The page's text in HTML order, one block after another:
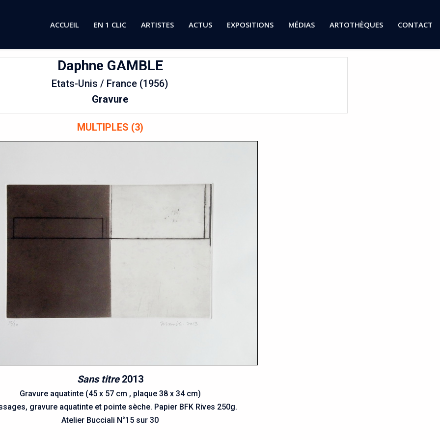
ACCUEIL EN 1 CLIC ARTISTES ACTUS EXPOSITIONS MÉDIAS ARTOTHÈQUES CONTACT
Daphne GAMBLE
Etats-Unis / France (1956)
Gravure
MULTIPLES (3)
Sans titre2013
Gravure aquatinte (45 x 57 cm , plaque 38 x 34 cm)
gravure aquatinte et pointe sèche. Papier BFK Rives 250g.
Atelier Bucciali N°15 sur 30